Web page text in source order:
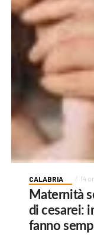
CALABRIA 14
Maternità
di cesarei:
fanno